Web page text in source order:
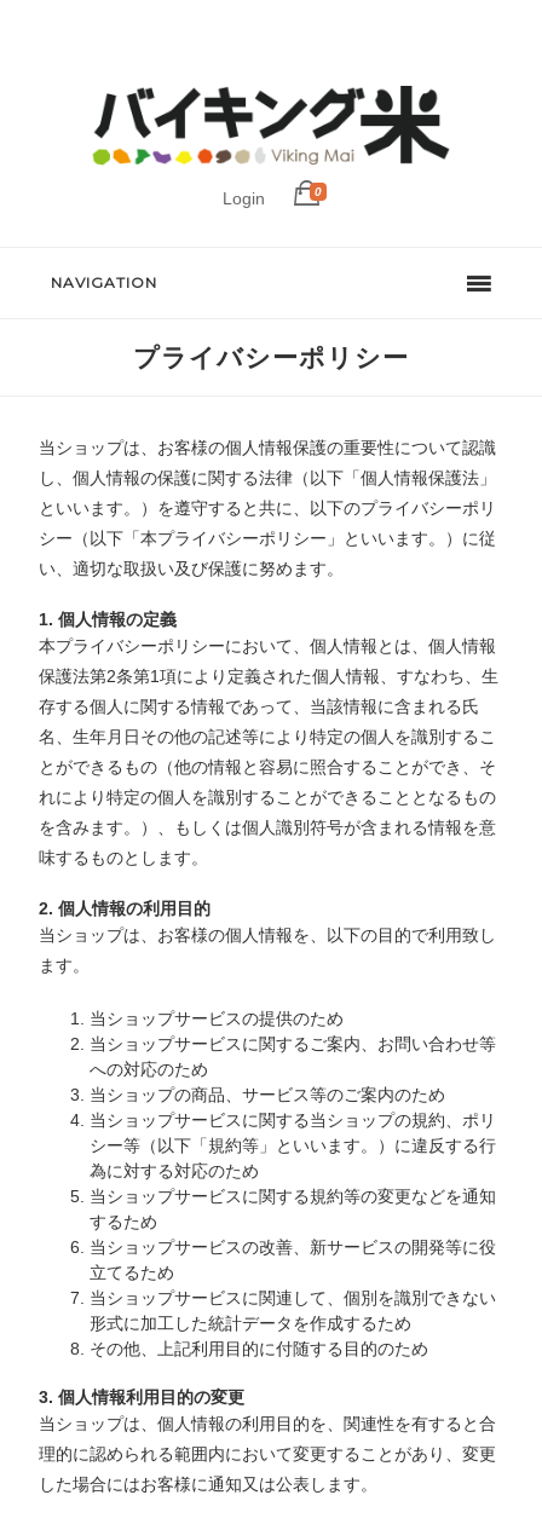
Login 0
NAVIGATION
プライバシーポリシー
当ショップは、お客様の個人情報保護の重要性について認識
し、個人情報の保護に関する法律（以下「個人情報保護法」
といいます。）を遵守すると共に、以下のプライバシーポリ
シー（以下「本プライバシーポリシー」といいます。）に従
い、適切な取扱い及び保護に努めます。
1. 個人情報の定義
本プライバシーポリシーにおいて、個人情報とは、個人情報
保護法第2条第1項により定義された個人情報、すなわち、生
存する個人に関する情報であって、当該情報に含まれる氏
名、生年月日その他の記述等により特定の個人を識別するこ
とができるもの（他の情報と容易に照合することができ、そ
れにより特定の個人を識別することができることとなるもの
を含みます。）、もしくは個人識別符号が含まれる情報を意
味するものとします。
2. 個人情報の利用目的
当ショップは、お客様の個人情報を、以下の目的で利用致し
ます。
当ショップサービスの提供のため
当ショップサービスに関するご案内、お問い合わせ等
への対応のため
当ショップの商品、サービス等のご案内のため
当ショップサービスに関する当ショップの規約、ポリ
シー等（以下「規約等」といいます。）に違反する行
為に対する対応のため
当ショップサービスに関する規約等の変更などを通知
するため
当ショップサービスの改善、新サービスの開発等に役
立てるため
当ショップサービスに関連して、個別を識別できない
形式に加工した統計データを作成するため
その他、上記利用目的に付随する目的のため
3. 個人情報利用目的の変更
当ショップは、個人情報の利用目的を、関連性を有すると合
理的に認められる範囲内において変更することがあり、変更
した場合にはお客様に通知又は公表します。